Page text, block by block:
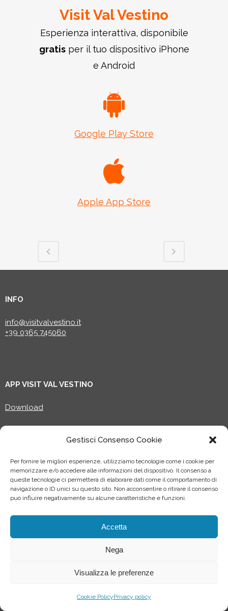
Gestisci Consenso Cookie
Per fornire le migliori esperienze, utilizziamo tecnologie come i cookie per
memorizzare e/o accedere alle informazioni del dispositivo. Il consenso a
queste tecnologie ci permetterà di elaborare dati come il comportamento di
navigazione o ID unici su questo sito. Non acconsentire o ritirare il consenso
può influire negativamente su alcune caratteristiche e funzioni.
Accetta
Nega
Visualizza le preferenze
Cookie PolicyPrivacy policy
Visit Val Vestino
Esperienza interattiva, disponibile
gratisper il tuo dispositivo iPhone
e Android
Google Play Store
Apple App Store
INFO
info@visitvalvestino.it
+39 0365 745060
APP VISIT VAL VESTINO
Download
TOURIST OFFICE
Località Molino di Bollone
25080 Valvestino (Bs)
Italia
Area riservata Partners